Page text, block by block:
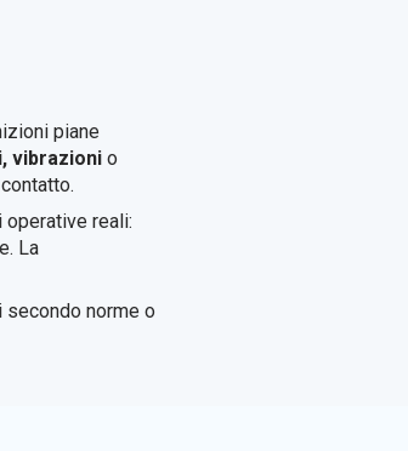
piane
vibrazioni o
reali:
La
secondo norme o